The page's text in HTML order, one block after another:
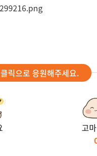
릭으로 응원해주세요.
고